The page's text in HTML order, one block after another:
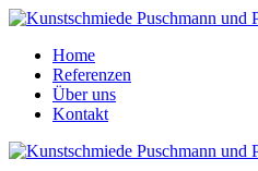
Home
Referenzen
Über uns
Kontakt